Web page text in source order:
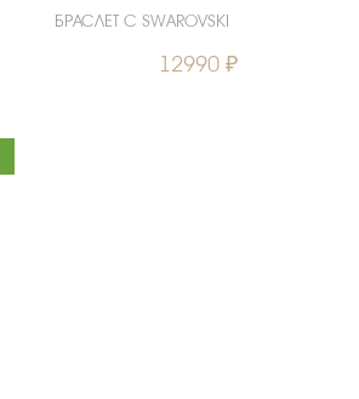
БРАСЛЕТ С SWAROVSKI
12990 ₽